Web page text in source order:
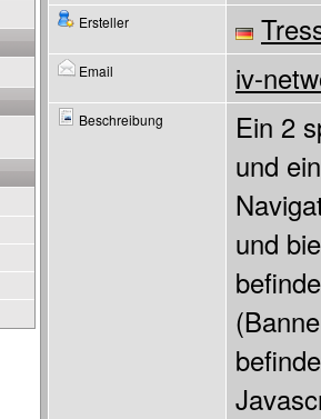
Ersteller
Email iv-
Beschreibung
Ein 2
und
und